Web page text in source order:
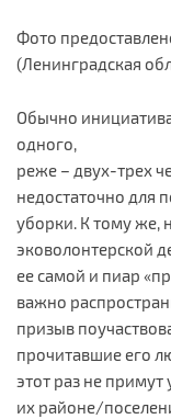
Фото
(Ленинградская
Обычно
одного,
реже – двух-трех
недостаточно для
уборки. К тому же,
эковолонтерской
ее самой и пиар
важно
призыв
прочитавшие его
этот раз не примут
их районе/